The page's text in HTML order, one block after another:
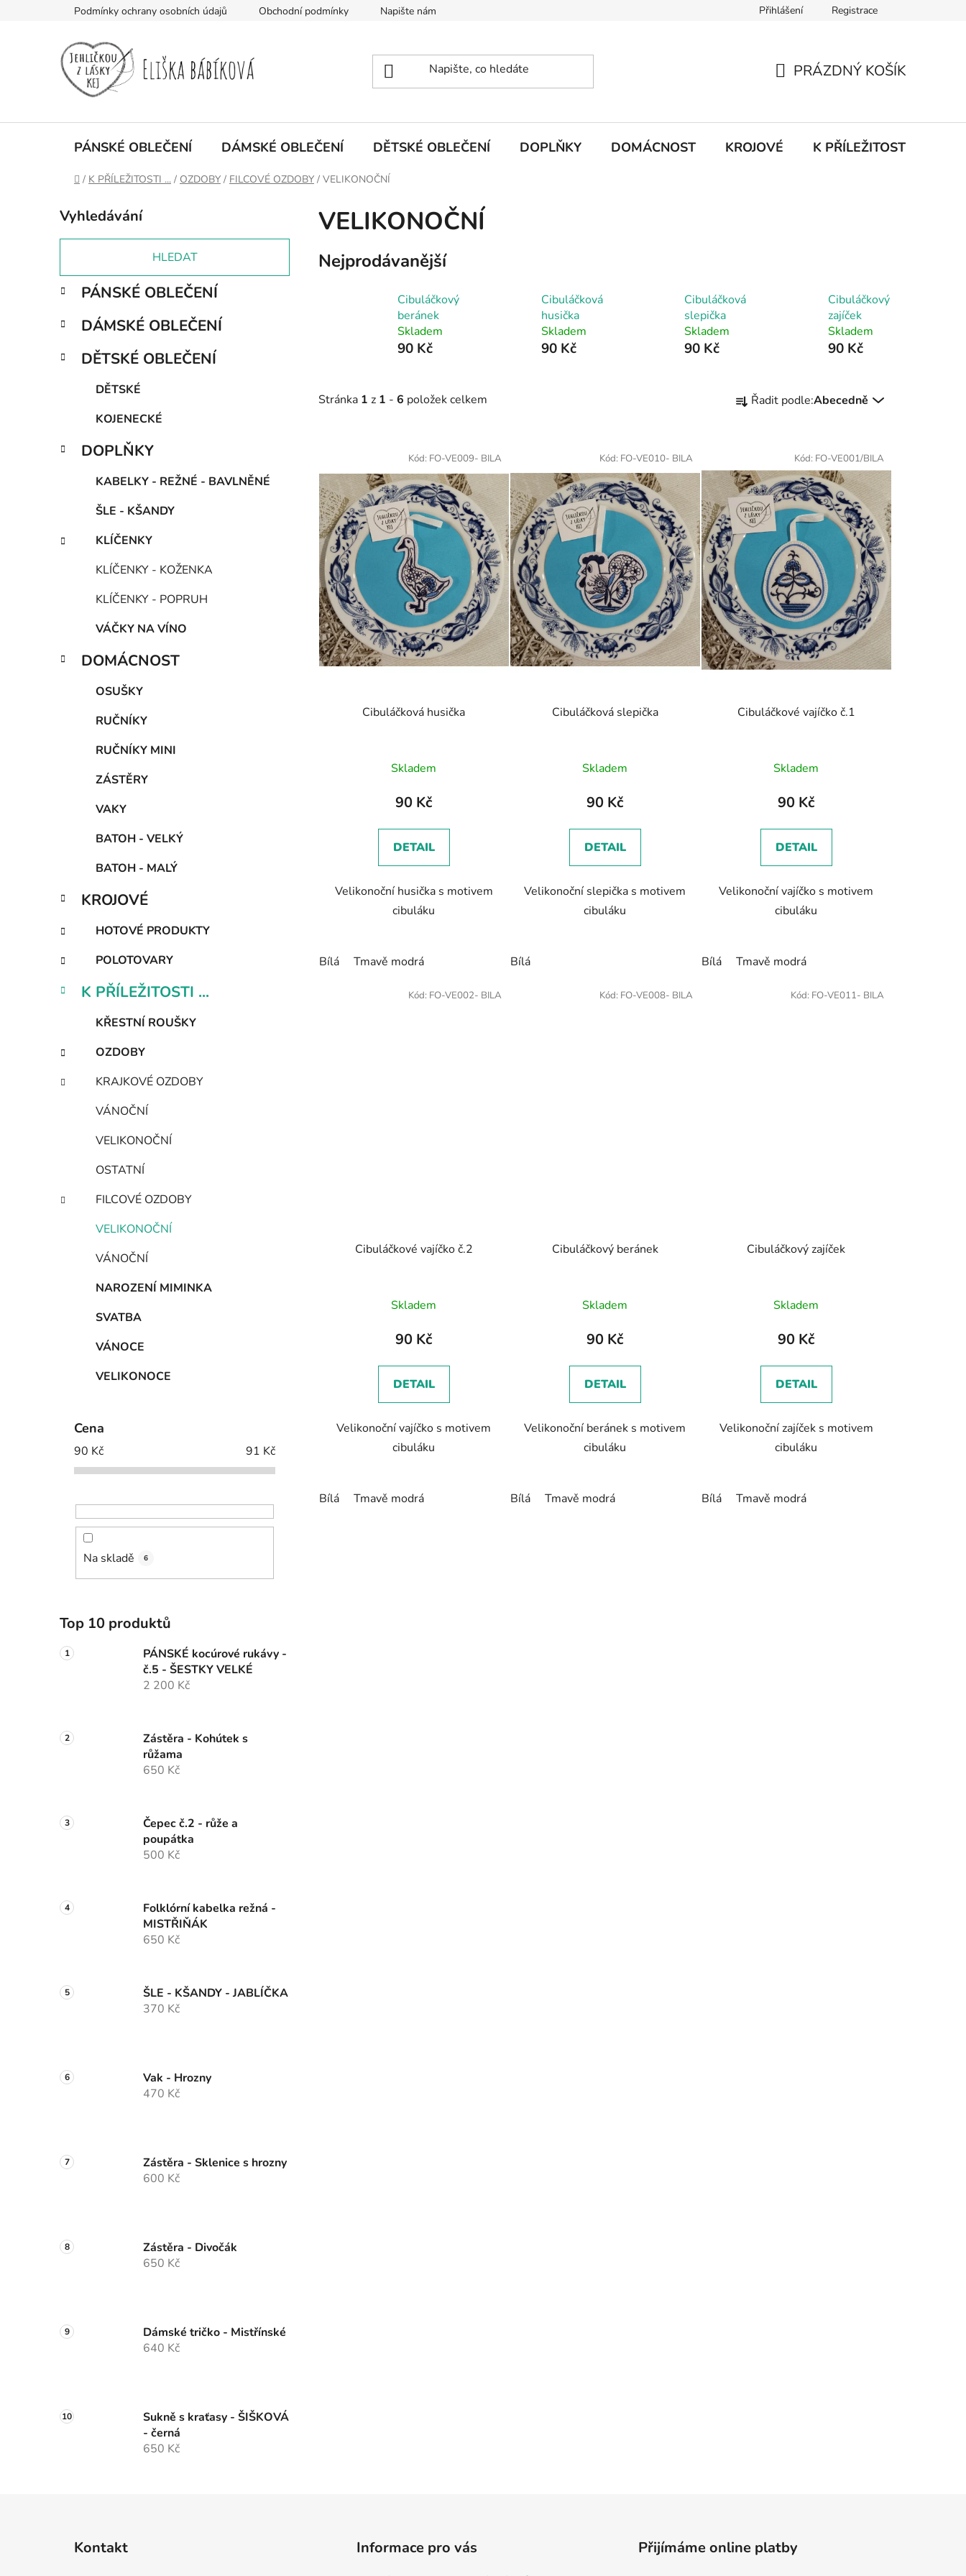
Podmínky ochrany osobních údajů Obchodní podmínky Napište nám Přihlášení Registrace
KOŠÍK
PRÁZDNÝ KOŠÍK
PÁNSKÉ OBLEČENÍ DÁMSKÉ OBLEČENÍ DĚTSKÉ OBLEČENÍ DOPLŇKY DOMÁCNOST KROJOVÉ K PŘÍLEŽITOSTI ...
Domů
/ K PŘÍLEŽITOSTI ... / OZDOBY / FILCOVÉ OZDOBY / VELIKONOČNÍ
o
s
r
a
n
n
í
l
Vyhledávání
HLEDAT
Přeskočit
kategorie
K
a
e
o
PÁNSKÉ OBLEČENÍ
DÁMSKÉ OBLEČENÍ
DĚTSKÉ OBLEČENÍ
DĚTSKÉ
KOJENECKÉ
DOPLŇKY
KABELKY - REŽNÉ - BAVLNĚNÉ
ŠLE - KŠANDY
KLÍČENKY
KLÍČENKY - KOŽENKA
KLÍČENKY - POPRUH
VÁČKY NA VÍNO
DOMÁCNOST
OSUŠKY
RUČNÍKY
RUČNÍKY MINI
ZÁSTĚRY
VAKY
BATOH - VELKÝ
BATOH - MALÝ
KROJOVÉ
HOTOVÉ PRODUKTY
POLOTOVARY
K PŘÍLEŽITOSTI ...
KŘESTNÍ ROUŠKY
OZDOBY
KRAJKOVÉ OZDOBY
VÁNOČNÍ
VELIKONOČNÍ
OSTATNÍ
FILCOVÉ OZDOBY
VELIKONOČNÍ
VÁNOČNÍ
NAROZENÍ MIMINKA
SVATBA
VÁNOCE
VELIKONOCE
Cena
90 Kč 91 Kč
Na skladě 6
Top 10 produktů
PÁNSKÉ kocúrové rukávy -
č.5 - ŠESTKY VELKÉ
2 200 Kč
Zástěra - Kohútek s
růžama
650 Kč
Čepec č.2 - růže a
poupátka
500 Kč
Folklórní kabelka režná -
MISTŘIŇÁK
650 Kč
ŠLE - KŠANDY - JABLÍČKA
370 Kč
Vak - Hrozny
470 Kč
Zástěra - Sklenice s hrozny
600 Kč
Zástěra - Divočák
650 Kč
Dámské tričko - Mistřínské
640 Kč
Sukně s kraťasy - ŠIŠKOVÁ
- černá
650 Kč
VELIKONOČNÍ
Nejprodávanější
Cibuláčkový
beránek
Skladem
90 Kč
Cibuláčková
husička
Skladem
90 Kč
Cibuláčková
slepička
Skladem
90 Kč
Cibuláčkový
zajíček
Skladem
90 Kč
Stránka 1 z 1 - 6 položek celkem
a
n
í
p
r
o
d
u
k
t
ů
Řadit podle:Abecedně
p
i
s
p
r
o
d
u
k
t
ů
Cibuláčková husička
Skladem
90 Kč
DETAIL
Velikonoční husička s motivem
cibuláku
Bílá Tmavě modrá
Kód: FO-VE009- BILA
Cibuláčková slepička
Skladem
90 Kč
DETAIL
Velikonoční slepička s motivem
cibuláku
Bílá
Kód: FO-VE010- BILA
Cibuláčkové vajíčko č.1
Skladem
90 Kč
DETAIL
Velikonoční vajíčko s motivem
cibuláku
Bílá Tmavě modrá
Kód: FO-VE001/BILA
Cibuláčkové vajíčko č.2
Skladem
90 Kč
DETAIL
Velikonoční vajíčko s motivem
cibuláku
Bílá Tmavě modrá
Kód: FO-VE002- BILA
Cibuláčkový beránek
Skladem
90 Kč
DETAIL
Velikonoční beránek s motivem
cibuláku
Bílá Tmavě modrá
Kód: FO-VE008- BILA
Cibuláčkový zajíček
Skladem
90 Kč
DETAIL
Velikonoční zajíček s motivem
cibuláku
Bílá Tmavě modrá
Kód: FO-VE011- BILA
Kontakt Informace pro vás Přijímáme online platby